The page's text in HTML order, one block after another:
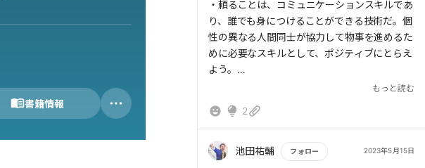
書籍情報
しょう。
・頼ることは自分をラクにするだけでなく、手
伝ってくれた人の能力を認め、その人の自己肯
定感を高めることにもつながる
【アクションプラン】
・自分の予定をスケジューラに入れて仕事を断
もっと読む
・頼ることは、コミュニケーションスキルであ
り、誰でも身につけることができる技術だ。個
性の異なる人間同士が協力して物事を進めるた
めに必要なスキルとして、ポジティブにとらえ
よう。
→後天的に身に付けることができるスキル。意
「自分の器が小さいからだ」と自分を責める必
もっと読む
2
池田祐輔 フォロー 2023年5月15日